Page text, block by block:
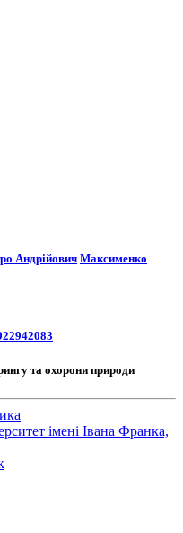
АндрійовичМаксименко
та охорони природи
імені Івана Франка,